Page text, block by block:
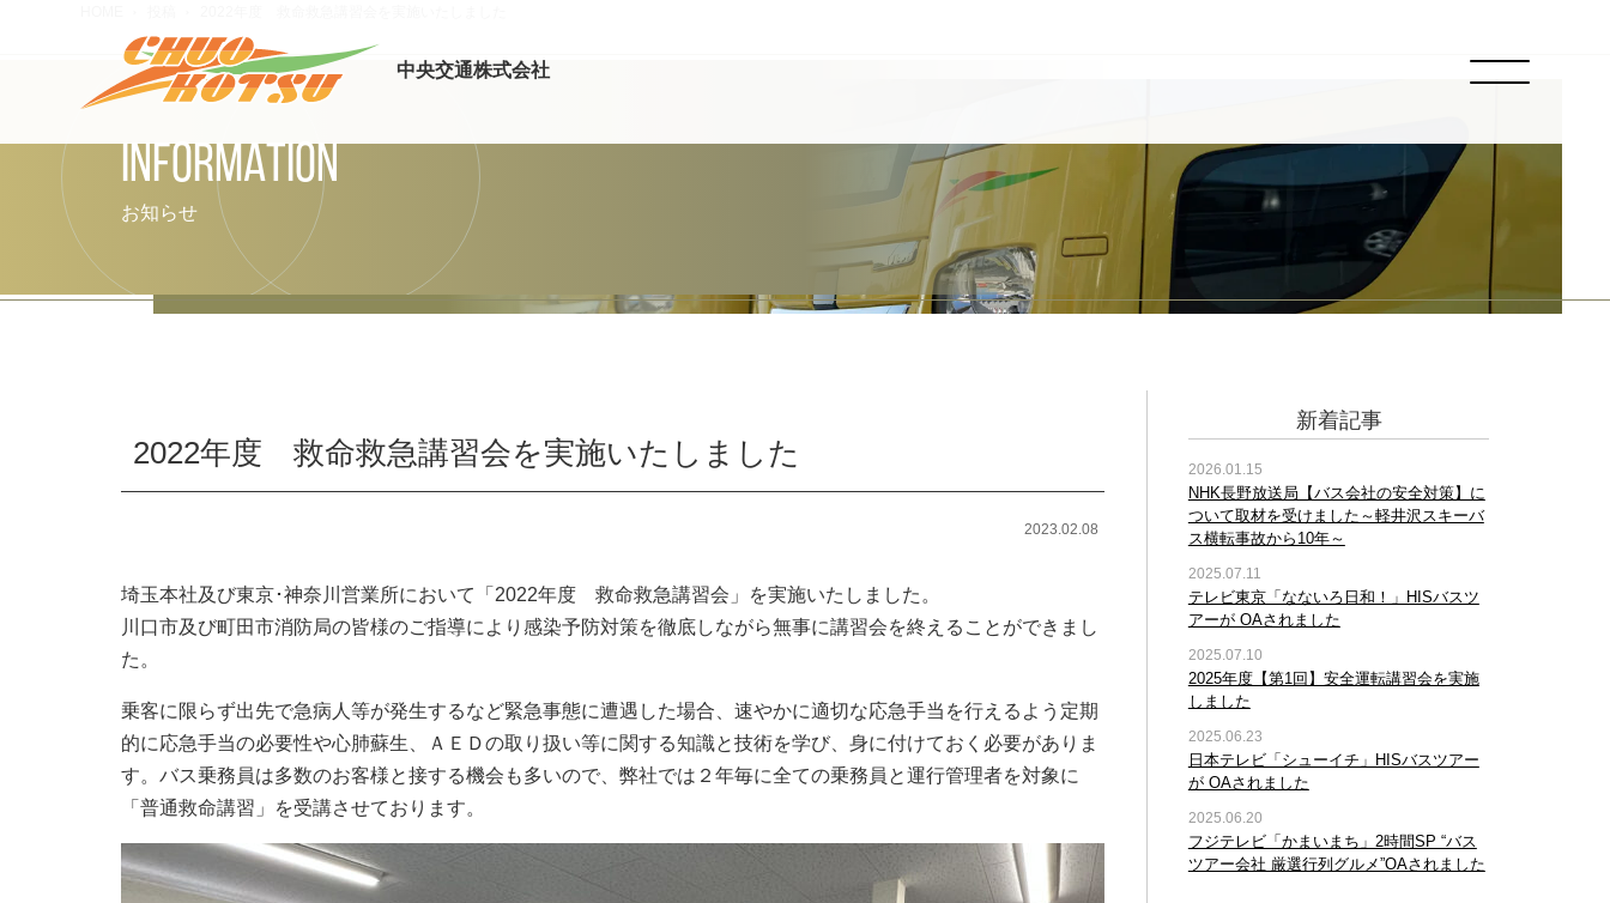
中央交通株式会社
お知らせ
INFORMATION
2022年度 救命救急講習会を実施いたしました
2023.02.08
埼玉本社及び東京･神奈川営業所において「2022年度 救命救急講習会」を実施いたしました。
川口市及び町田市消防局の皆様のご指導により感染予防対策を徹底しながら無事に講習会を終えることができまし
た。
乗客に限らず出先で急病人等が発生するなど緊急事態に遭遇した場合、速やかに適切な応急手当を行えるよう定期
的に応急手当の必要性や心肺蘇生、ＡＥＤの取り扱い等に関する知識と技術を学び、身に付けておく必要がありま
す。バス乗務員は多数のお客様と接する機会も多いので、弊社では２年毎に全ての乗務員と運行管理者を対象に
「普通救命講習」を受講させております。
新着記事
2026.01.15
NHK長野放送局【バス会社の安全対策】に
ついて取材を受けました～軽井沢スキーバ
ス横転事故から10年～
2025.07.11
テレビ東京「なないろ日和！」HISバスツ
アーが OAされました
2025.07.10
2025年度【第1回】安全運転講習会を実施
しました
2025.06.23
日本テレビ「シューイチ」HISバスツアー
が OAされました
2025.06.20
フジテレビ「かまいまち」2時間SP “バス
ツアー会社 厳選行列グルメ”OAされました